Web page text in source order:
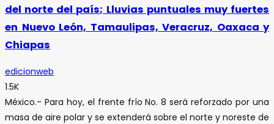
del norte del país; Lluvias puntuales muy fuertes
en Nuevo León, Tamaulipas, Veracruz, Oaxaca y
Chiapas
edicionweb
1.5K
México.- Para hoy, el frente frío No. 8 será reforzado por una
masa de aire polar y se extenderá sobre el norte y noreste de